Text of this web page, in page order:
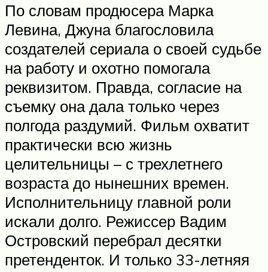
По словам продюсера Марка
Левина, Джуна благословила
создателей сериала о своей судьбе
на работу и охотно помогала
реквизитом. Правда, согласие на
съемку она дала только через
полгода раздумий. Фильм охватит
практически всю жизнь
целительницы – с трехлетнего
возраста до нынешних времен.
Исполнительницу главной роли
искали долго. Режиссер Вадим
Островский перебрал десятки
претенденток. И только 33-летняя